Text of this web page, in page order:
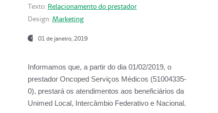
Texto: Relacionamento do prestador
Design: Marketing
01 de janeiro, 2019
Informamos que, a partir do dia 01/02/2019, o
prestador Oncoped Serviços Médicos (51004335-
0), prestará os atendimentos aos beneficiários da
Unimed Local, Intercâmbio Federativo e Nacional.